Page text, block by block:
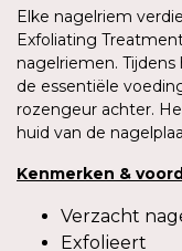
Elke nagelriem
Exfoliating
nagelriemen.
de essentiële
rozengeur achter.
huid van de
Kenmerken &
Verzacht
Exfolieert